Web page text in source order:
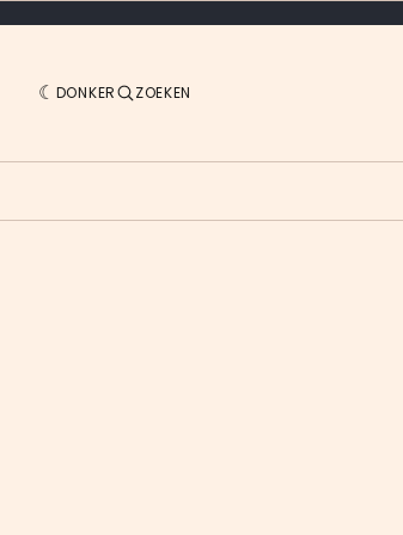
DONKER ZOEKEN